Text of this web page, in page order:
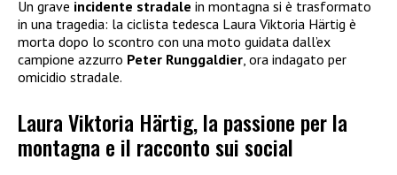
Un grave incidente stradale in montagna si è trasformato
in una tragedia: la ciclista tedesca Laura Viktoria Härtig è
morta dopo lo scontro con una moto guidata dall’ex
campione azzurro Peter Runggaldier, ora indagato per
omicidio stradale.
Laura Viktoria Härtig, la passione per la
montagna e il racconto sui social